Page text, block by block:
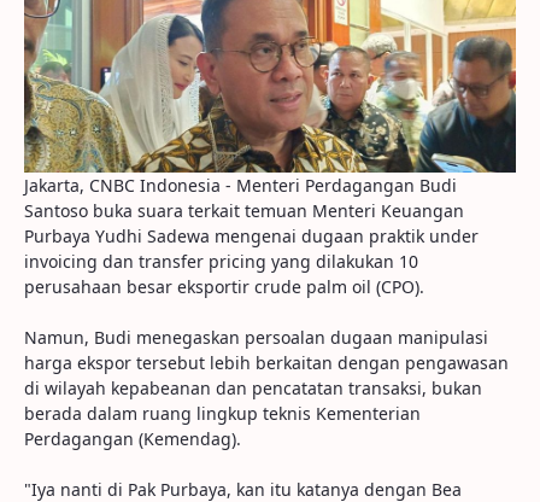
Jakarta, CNBC Indonesia - Menteri Perdagangan Budi
Santoso buka suara terkait temuan Menteri Keuangan
Purbaya Yudhi Sadewa mengenai dugaan praktik under
invoicing dan transfer pricing yang dilakukan 10
perusahaan besar eksportir crude palm oil (CPO).
Namun, Budi menegaskan persoalan dugaan manipulasi
harga ekspor tersebut lebih berkaitan dengan pengawasan
di wilayah kepabeanan dan pencatatan transaksi, bukan
berada dalam ruang lingkup teknis Kementerian
Perdagangan (Kemendag).
"Iya nanti di Pak Purbaya, kan itu katanya dengan Bea